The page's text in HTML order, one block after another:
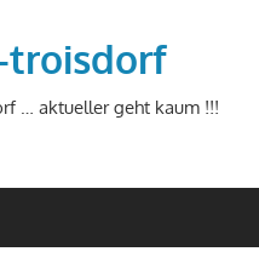
… aktueller geht kaum !!!